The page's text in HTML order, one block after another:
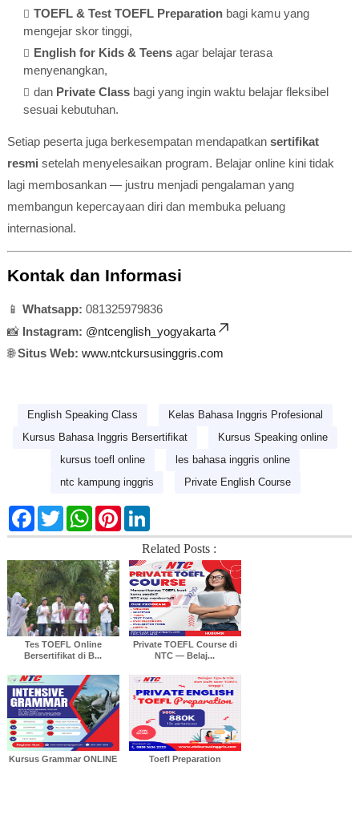
TOEFL & Test TOEFL Preparationbagi kamu yang
mengejar skor tinggi,
English for Kids & Teensagar belajar terasa
menyenangkan,
dan Private Classbagi yang ingin waktu belajar fleksibel
sesuai kebutuhan.
Setiap peserta juga berkesempatan mendapatkan sertifikat
resmi setelah menyelesaikan program. Belajar online kini tidak
lagi membosankan — justru menjadi pengalaman yang
membangun kepercayaan diri dan membuka peluang
internasional.
Kontak dan Informasi
📱 Whatsapp: 081325979836
📸 Instagram: @ntcenglish_yogyakarta
🌐Situs Web: www.ntckursusinggris.com
English Speaking Class
Kelas Bahasa Inggris Profesional
Kursus Bahasa Inggris Bersertifikat
Kursus Speaking online
kursus toefl online
les bahasa inggris online
ntc kampung inggris
Private English Course
F
c
b
o
o
k
T
w
i
t
e
r
W
a
s
A
p
p
P
n
L
n
k
e
d
I
n
Related Posts :
Tes TOEFL Online
Bersertifikat di B...
Private TOEFL Course di
NTC — Belaj...
Kursus Grammar ONLINE Toefl Preparation